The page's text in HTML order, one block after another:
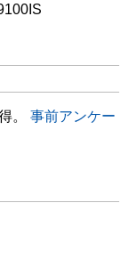
。
事前アンケー